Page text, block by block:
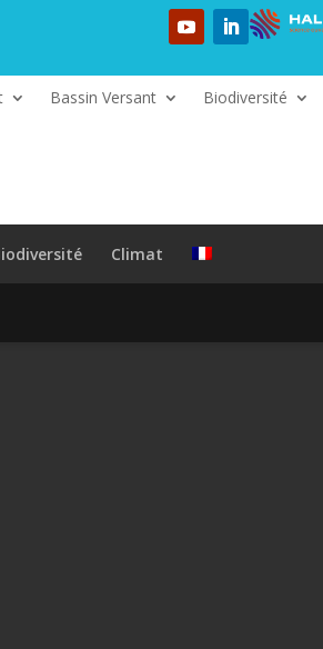
Bassin Versant Biodiversité
Climat